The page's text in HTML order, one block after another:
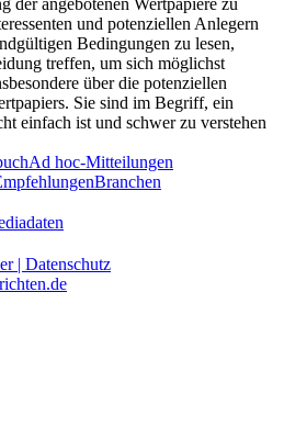
der angebotenen Wertpapiere zu
und potenziellen Anlegern
Bedingungen zu lesen,
treffen, um sich möglichst
über die potenziellen
Sie sind im Begriff, ein
einfach ist und schwer zu verstehen
Ad hoc-Mitteilungen
Branchen
| Datenschutz